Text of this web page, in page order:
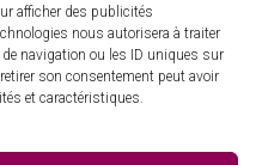
afficher des publicités
nous autorisera à traiter
navigation ou les ID uniques sur
son consentement peut avoir
et caractéristiques.